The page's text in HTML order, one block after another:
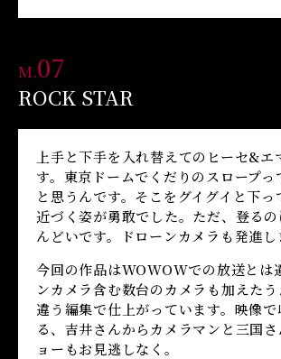
M.07
ROCK STAR
上手と下手を入れ替えてのヒーセ&エ
す。東京ドームでくだりのスロープっ
と思うんです。そこをグイグイと下っ
近づく姿が勇敢でした。ただ、登る
んどいです。ドローンカメラも発進し
今回の作品はWOWOWでの放送とは
ンカメラ含む数台のカメラも加えたう
違う編集で仕上がっています。映像
る、吉井さんからカメラマンと三国
ョーもお見逃しなく。